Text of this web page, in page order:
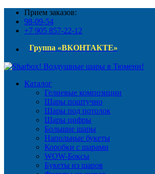
Прием заказов:
98-09-54
+7 905 857-22-12
Группа «ВКОНТАКТЕ»
Каталог
Гелиевые композиции
Шары поштучно
Шары под потолок
Шары цифры
Большие шары
Напольные букеты
Коробки с шарами
WOW-Боксы
Букеты из шаров